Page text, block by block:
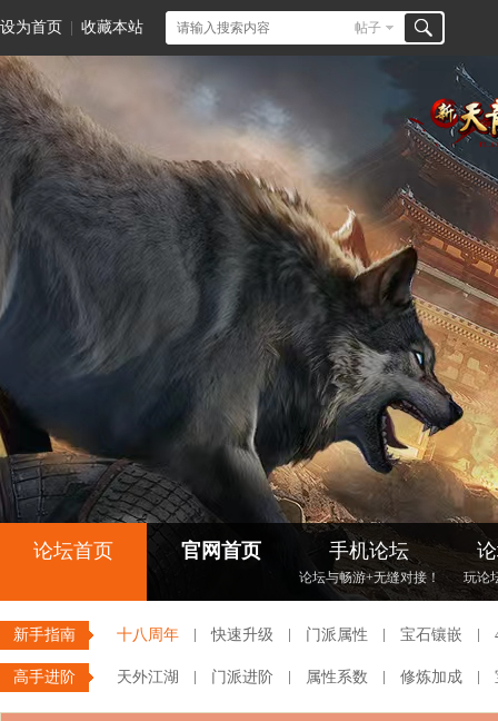
设为首页 收藏本站 帖子
论坛首页 官网首页 手机论坛
论坛与畅游+无缝对接！ 玩论
新手指南 十八周年 快速升级 门派属性 宝石镶嵌
高手进阶 天外江湖 门派进阶 属性系数 修炼加成